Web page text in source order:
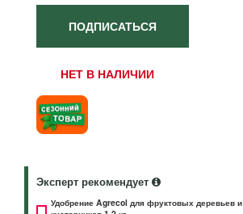
ПОДПИСАТЬСЯ
НЕТ В НАЛИЧИИ
Эксперт рекомендует
Удобрение Agrecol для фруктовых деревьев и